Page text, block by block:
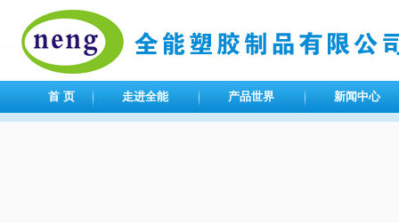
首 页 走进全能 产品世界 新闻中心